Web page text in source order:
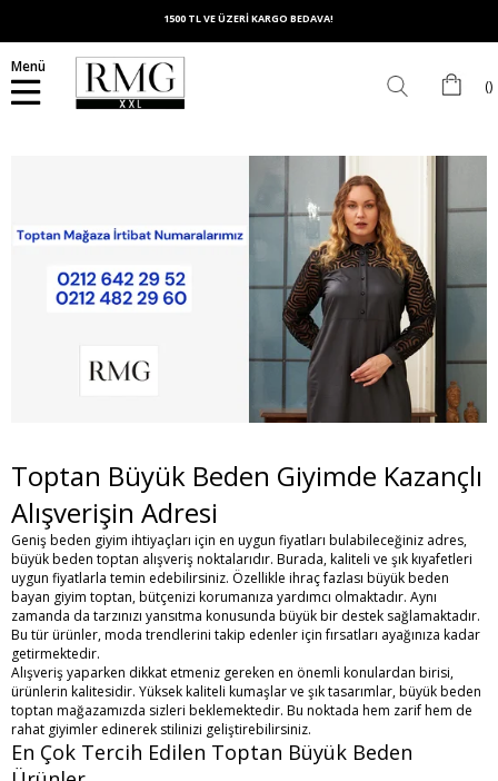
1500 TL VE ÜZERİ KARGO BEDAVA!
Menü
Toptan Büyük Beden Giyimde Kazançlı
Alışverişin Adresi
Geniş beden giyim ihtiyaçları için en uygun fiyatları bulabileceğiniz adres,
büyük beden toptan alışveriş noktalarıdır. Burada, kaliteli ve şık kıyafetleri
uygun fiyatlarla temin edebilirsiniz. Özellikle ihraç fazlası büyük beden
bayan giyim toptan, bütçenizi korumanıza yardımcı olmaktadır. Aynı
zamanda da tarzınızı yansıtma konusunda büyük bir destek sağlamaktadır.
Bu tür ürünler, moda trendlerini takip edenler için fırsatları ayağınıza kadar
getirmektedir.
Alışveriş yaparken dikkat etmeniz gereken en önemli konulardan birisi,
ürünlerin kalitesidir. Yüksek kaliteli kumaşlar ve şık tasarımlar,büyük beden
toptan mağazamızda sizleri beklemektedir. Bu noktada hem zarif hem de
rahat giyimler edinerek stilinizi geliştirebilirsiniz.
En Çok Tercih Edilen Toptan Büyük Beden